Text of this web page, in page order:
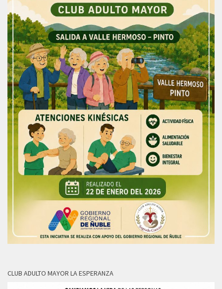
CLUB ADULTO MAYOR LA ESPERANZA